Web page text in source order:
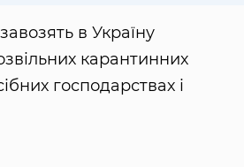
в Україну
карантинних
господарствах і